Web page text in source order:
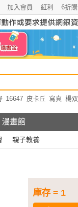
6折購
紅利
加入會員
16647 皮卡丘 寫真 楊
漫畫館
親子教養
庫存 = 1